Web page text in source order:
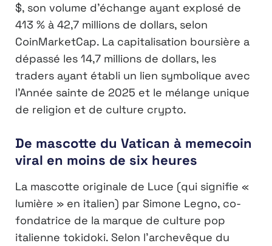
$, son volume d’échange ayant explosé de
413 % à 42,7 millions de dollars, selon
CoinMarketCap. La capitalisation boursière a
dépassé les 14,7 millions de dollars, les
traders ayant établi un lien symbolique avec
l’Année sainte de 2025 et le mélange unique
de religion et de culture crypto.
De mascotte du Vatican à memecoin
viral en moins de six heures
La mascotte originale de Luce (qui signifie «
lumière » en italien) par Simone Legno, co-
fondatrice de la marque de culture pop
italienne tokidoki. Selon l’archevêque du